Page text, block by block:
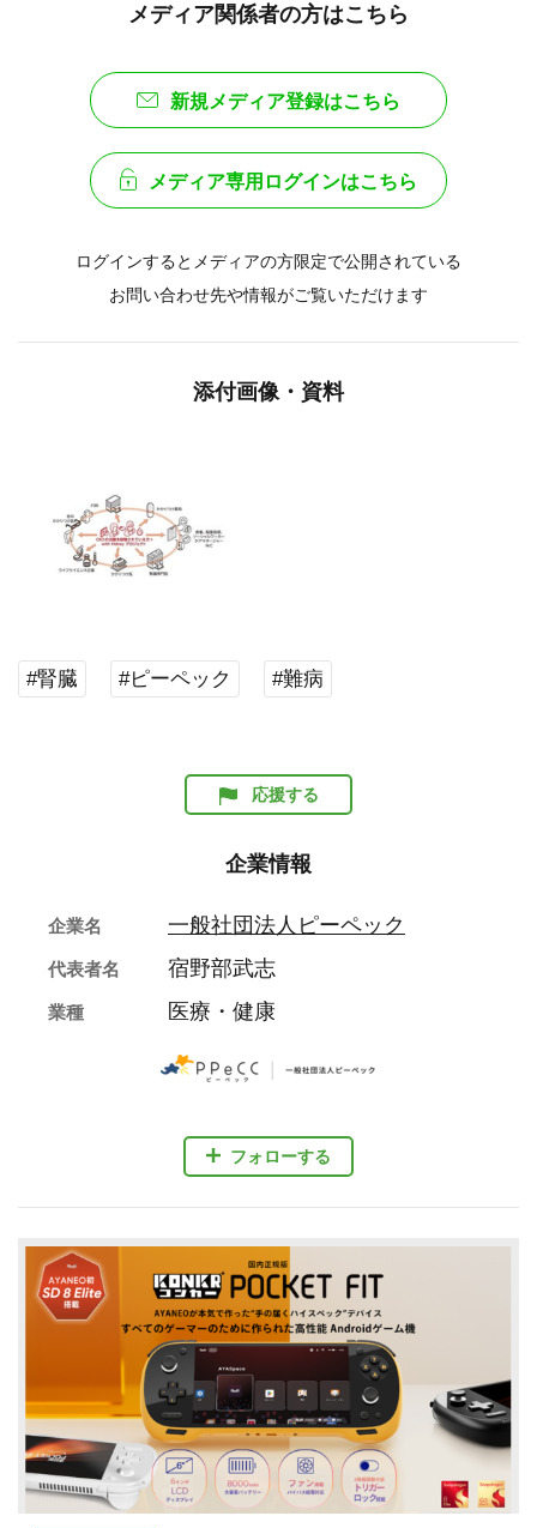
メディア関係者の方はこちら
新規メディア登録はこちら
メディア専用ログインはこちら
ログインするとメディアの方限定で公開されている
お問い合わせ先や情報がご覧いただけます
添付画像・資料
#腎臓 #ピーペック #難病
応援する
企業情報
フォローする
企業名 一般社団法人ピーペック
代表者名 宿野部武志
業種 医療・健康